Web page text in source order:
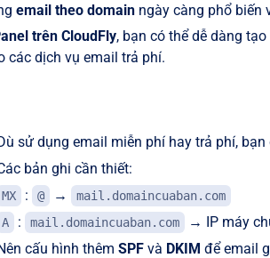
email theo domainngày càng phổ biến
trên CloudFly, bạn có thể dễ dàng
các dịch vụ email trả phí.
sử dụng email miễn phí hay trả phí,
bản ghi cần thiết:
MX : @ →
mail.domaincuaban.com
A
: mail.domaincuaban.com
→ IP máy
cấu hình thêm SPFvà DKIM để email